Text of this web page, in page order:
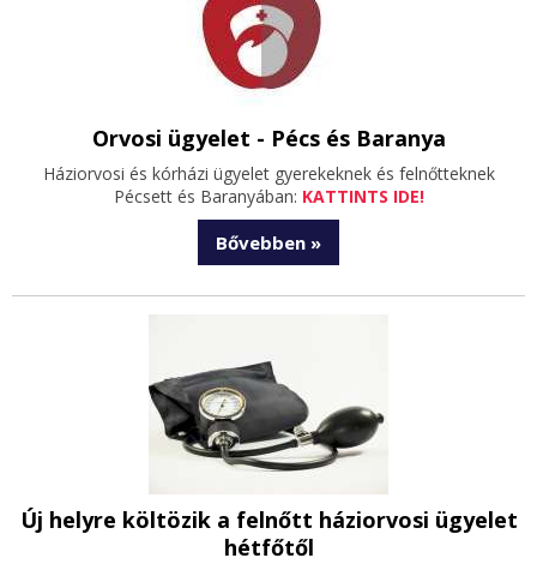
Orvosi ügyelet - Pécs és Baranya
Háziorvosi és kórházi ügyelet gyerekeknek és felnőtteknek
Pécsett és Baranyában: KATTINTS IDE!
Bővebben »
Új helyre költözik a felnőtt háziorvosi ügyelet
hétfőtől